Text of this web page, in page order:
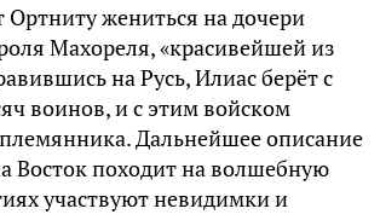
Ортниту жениться на дочери
Махореля, «красивейшей из
на Русь, Илиас берёт с
воинов, и с этим войском
Дальнейшее описание
Восток походит на волшебную
участвуют невидимки и